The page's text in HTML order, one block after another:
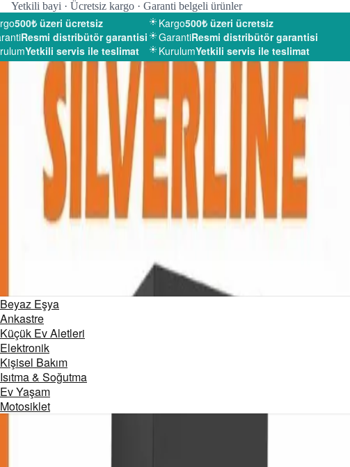
Yetkili bayi · Ücretsiz kargo · Garanti belgeli ürünler
500₺ üzeri ücretsiz
Resmi distribütör garantisi
Yetkili servis ile teslimat
Kargo500₺ üzeri ücretsiz
GarantiResmi distribütör garantisi
KurulumYetkili servis ile teslimat
Beyaz Eşya
Ankastre
Küçük Ev Aletleri
Elektronik
Kişisel Bakım
Isıtma & Soğutma
Ev Yaşam
Motosiklet